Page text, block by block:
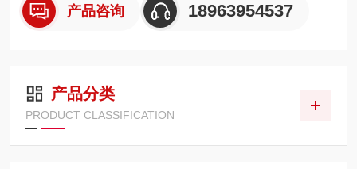
产品咨询 18963954537
产品分类
PRODUCT CLASSIFICATION